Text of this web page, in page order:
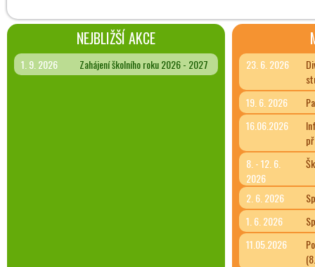
NEJBLIŽŠÍ AKCE
1. 9. 2026 Zahájení školního roku 2026 - 2027 23. 6. 2026
19. 6. 2026
16.06.2026
8. - 12. 6.
2026
2. 6. 2026
1. 6. 2026
11.05.2026